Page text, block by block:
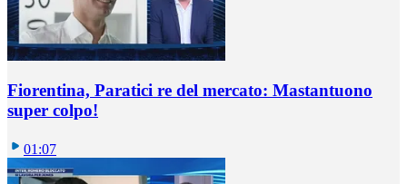
Fiorentina, Paratici re del mercato: Mastantuono
super colpo!
01:07